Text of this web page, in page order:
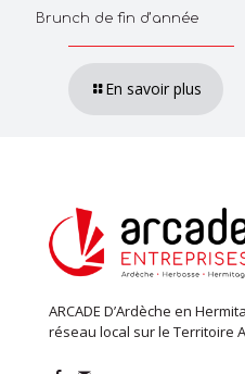
Brunch de fin d’année
En savoir plus
ARCADE D’Ardèche en
réseau local sur le Territoire